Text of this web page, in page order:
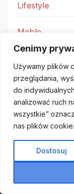
Cenimy
Używamy plików
przeglądania,
do
analizować ruch
wszystkie”
nas plików cookie.
Dostosuj
Lifestyle
Meble
Remont
Polityka